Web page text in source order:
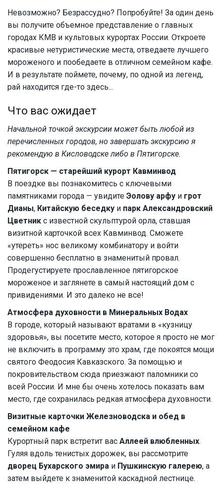
Невозможно? Безрассудно? Попробуйте! За один день
вы получите объемное представление о главных
городах КМВ и культовых курортах России. Откроете
красивые нетуристические места, отведаете лучшего
мороженого и пообедаете в отличном семейном кафе.
И в результате поймете, почему, по одной из легенд,
рай находится где-то здесь...
Что вас ожидает
Начальной точкой экскурсии может быть любой из
перечисленных городов, но завершать экскурсию я
рекомендую в Кисловодске либо в Пятигорске.
Пятигорск — старейший курорт Кавминвод
В поездке вы познакомитесь с ключевыми
памятниками города — увидите Эолову арфу и грот
Дианы, Китайскую беседку и парк Александровский
Цветник с известной скульптурой орла, ставшая
визитной карточкой всех Кавминвод. Сможете
«утереть» нос великому комбинатору и войти
совершенно бесплатно в знаменитый провал.
Продегустируете прославленное пятигорское
мороженое и заглянете в самый настоящий дом с
привидениями. И это далеко не все!
Атмосфера духовности в Минеральных Водах
В городе, который называют вратами в «кузницу
здоровья», вы посетите место, которое я просто не мог
не включить в программу это храм, где покоятся мощи
святого Феодосия Кавказского. За помощью и
покровительством сюда приезжают паломники со
всей России. И мне бы очень хотелось показать вам
место, где сохранилась редкая атмосфера духовности.
Визитные карточки Железноводска и обед в
семейном кафе
Курортный парк встретит вас Аллеей влюбленных.
Гуляя вдоль тенистых дорожек, вы рассмотрите
дворец Бухарского эмира и Пушкинскую галерею, а
затем выйдете к знаменитой каскадной лестнице.